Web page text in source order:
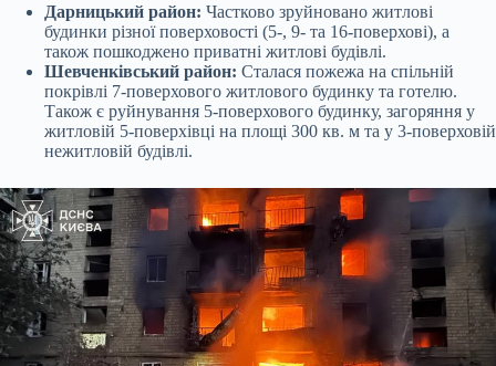
Дарницький район: Частково зруйновано житлові
будинки різної поверховості (5-, 9- та 16-поверхові), а
також пошкоджено приватні житлові будівлі.
Шевченківський район: Сталася пожежа на спільній
покрівлі 7-поверхового житлового будинку та готелю.
Також є руйнування 5-поверхового будинку, загоряння у
житловій 5-поверхівці на площі 300 кв. м та у 3-поверховій
нежитловій будівлі.